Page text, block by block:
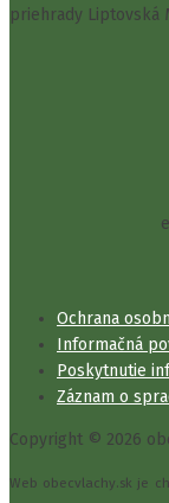
priehrady Liptovská
Ochrana
Informačná
Poskytnutie
Záznam o
Copyright © 2026
Web obecvlachy.sk je